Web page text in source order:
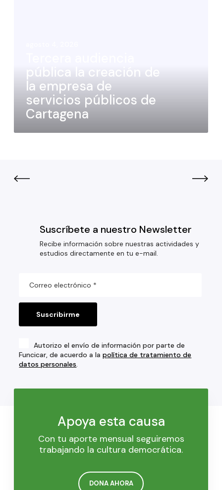
pública la creación de
la empresa de
servicios públicos de
Cartagena
Suscríbete a nuestro Newsletter
Recibe información sobre nuestras actividades y
estudios directamente en tu e-mail.
Autorizo el envío de información por parte de
Funcicar, de acuerdo a lapolítica de tratamiento de
datos personales.
Apoya esta causa
Con tu aporte mensual seguiremos
trabajando la cultura democrática.
DONA AHORA